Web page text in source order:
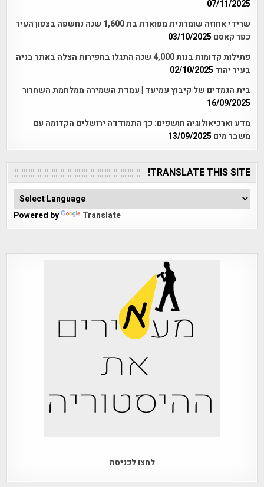
07/11/2025
שרידי אחוזה שומרונית מפוארת בת 1,600 שנה נחשפה בצפון העיר
כפר קאסם 03/10/2025
פתילות קדומות בנות 4,000 שנה התגלו בחפירות הצלה באתר בניה
בעיר יהוד 02/10/2025
בית הגמדים של קיבוץ עמיעד | עמדת השמירה ממלחמת השחרור
16/09/2025
מדע וארכיאולוגיה חושפים: כך התמודדה ירושלים הקדומה עם
משבר מים 13/09/2025
TRANSLATE THIS SITE!
Powered by Translate
לחצו לכניסה